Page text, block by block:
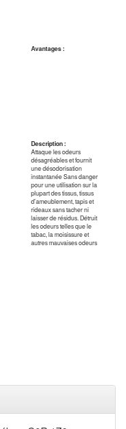
Avantages :
Description :
Attaque les odeurs
désagréables et fournit
une désodorisation
instantanée Sans danger
pour une utilisation sur la
plupart des tissus, tissus
d'ameublement, tapis et
rideaux sans tacher ni
laisser de résidus. Détruit
les odeurs telles que le
tabac, la moisissure et
autres mauvaises odeurs